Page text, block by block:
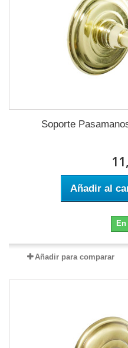
Soporte
Añadir al
Añadir para comparar